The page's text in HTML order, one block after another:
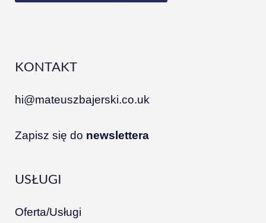
KONTAKT
hi@mateuszbajerski.co.uk
Zapisz się do newslettera
USŁUGI
Oferta/Usługi